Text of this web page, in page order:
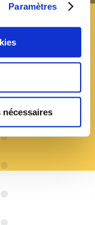
Paramètres
SALE
Dozens